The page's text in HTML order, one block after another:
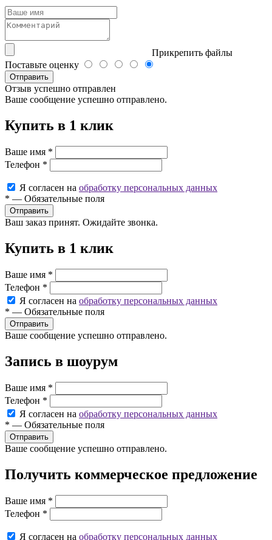
Прикрепить файлы
Поставьте оценку
Отправить
Отзыв успешно отправлен
Ваше сообщение успешно отправлено.
Купить в 1 клик
Ваше имя *
Телефон *
Я согласен на обработку персональных данных
* — Обязательные поля
Ваш заказ принят. Ожидайте звонка.
Купить в 1 клик
Ваше имя *
Телефон *
Я согласен на обработку персональных данных
* — Обязательные поля
Ваше сообщение успешно отправлено.
Запись в шоурум
Ваше имя *
Телефон *
Я согласен на обработку персональных данных
* — Обязательные поля
Ваше сообщение успешно отправлено.
Получить коммерческое предложение
Ваше имя *
Телефон *
Я согласен на обработку персональных данных